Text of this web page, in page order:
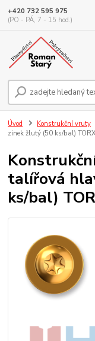
+420 732 595 975
(PO - PÁ, 7 - 15 hod.)
Úvod Konstrukční vruty
zinek žlutý (50 ks/bal) TORX
talířová
ks/bal)